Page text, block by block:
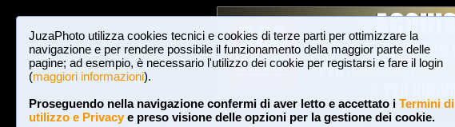
JuzaPhoto utilizza cookies tecnici e cookies di terze parti per ottimizzare la
navigazione e per rendere possibile il funzionamento della maggior parte delle
pagine; ad esempio, è necessario l'utilizzo dei cookie per registarsi e fare il login
(maggiori informazioni).
Proseguendo nella navigazione confermi di aver letto e accettato i Termini di
utilizzo e Privacye preso visione delle opzioni per la gestione dei cookie.